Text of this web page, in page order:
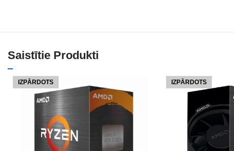
Saistītie Produkti
IZPĀRDOTS IZPĀRDOTS